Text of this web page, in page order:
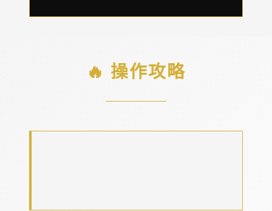
🔥 操作攻略